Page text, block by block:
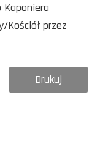
Kaponiera
Kościół przez
Drukuj